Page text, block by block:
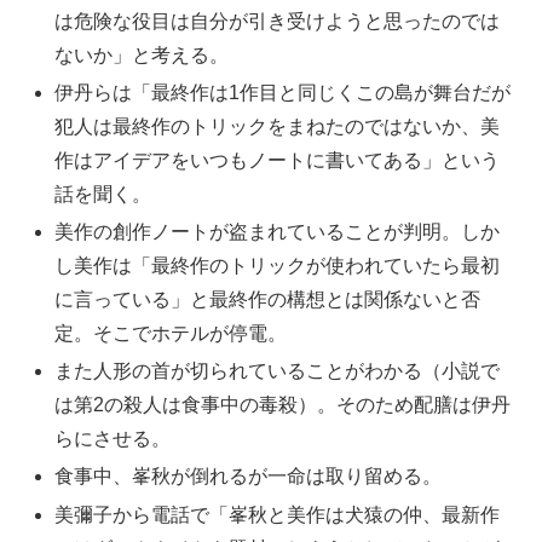
は危険な役目は自分が引き受けようと思ったのでは
ないか」と考える。
伊丹らは「最終作は1作目と同じくこの島が舞台だが
犯人は最終作のトリックをまねたのではないか、美
作はアイデアをいつもノートに書いてある」という
話を聞く。
美作の創作ノートが盗まれていることが判明。しか
し美作は「最終作のトリックが使われていたら最初
に言っている」と最終作の構想とは関係ないと否
定。そこでホテルが停電。
また人形の首が切られていることがわかる（小説で
は第2の殺人は食事中の毒殺）。そのため配膳は伊丹
らにさせる。
食事中、峯秋が倒れるが一命は取り留める。
美彌子から電話で「峯秋と美作は犬猿の仲、最新作